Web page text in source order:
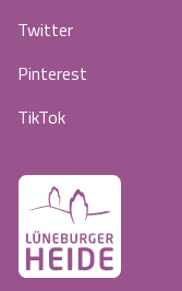
Twitter
Pinterest
TikTok